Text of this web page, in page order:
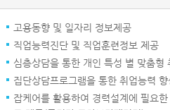
고용동향 및 일자리 정보제공
직업능력진단 및 직업훈련정보 제공
심층상담을 통한 개인 특성 별 맞춤형
집단상담프로그램을 통한 취업능력 향
잡케어를 활용하여 경력설계에 필요